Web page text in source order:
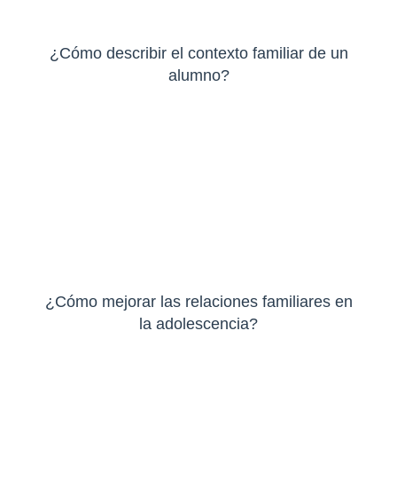
¿Cómo describir el contexto familiar de un
alumno?
¿Cómo mejorar las relaciones familiares en
la adolescencia?